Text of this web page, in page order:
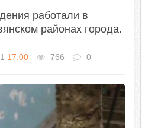
работали в
районах города.
17:00 766 0